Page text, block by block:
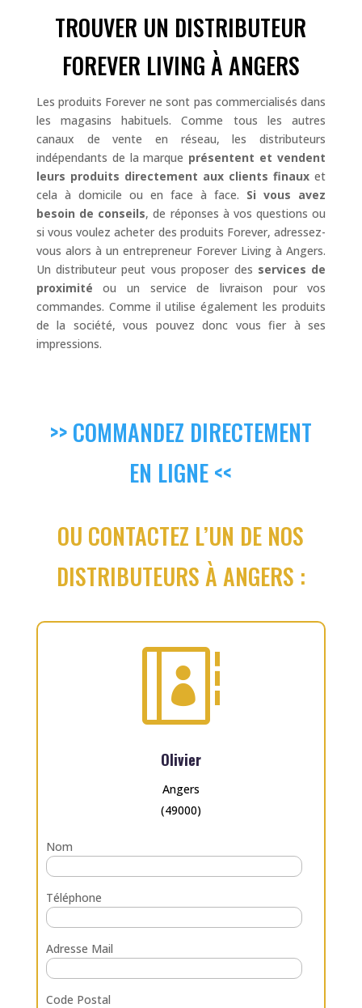
TROUVER UN DISTRIBUTEUR
FOREVER LIVING À ANGERS
Les produits Forever ne sont pas commercialisés dans
les magasins habituels. Comme tous les autres
canaux de vente en réseau, les distributeurs
indépendants de la marque présentent et vendent
leurs produits directement aux clients finaux et
cela à domicile ou en face à face. Si vous avez
besoin de conseils, de réponses à vos questions ou
si vous voulez acheter des produits Forever, adressez-
vous alors à un entrepreneur Forever Living à Angers.
Un distributeur peut vous proposer des services de
proximité ou un service de livraison pour vos
commandes. Comme il utilise également les produits
de la société, vous pouvez donc vous fier à ses
impressions.
>> COMMANDEZ DIRECTEMENT
EN LIGNE <<
OU CONTACTEZ L’UN DE NOS
DISTRIBUTEURS À ANGERS :

Olivier
Angers
(49000)
Nom
Téléphone
Adresse Mail
Code Postal